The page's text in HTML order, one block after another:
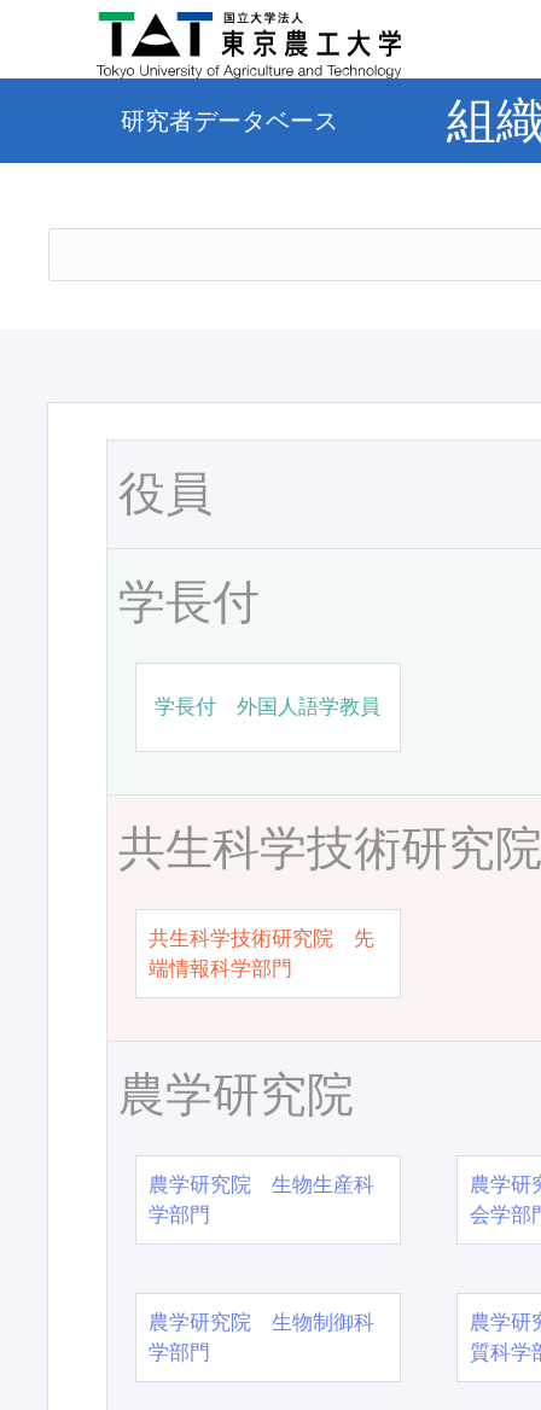
研究者データベース 組
役員
学長付
学長付 外国人語学教員
共生科学技術研究
共生科学技術研究院 先
端情報科学部門
農学研究院
農学研究院 生物生産科
学部門
農学
会学部
農学研究院 生物制御科
学部門
農学
質科学